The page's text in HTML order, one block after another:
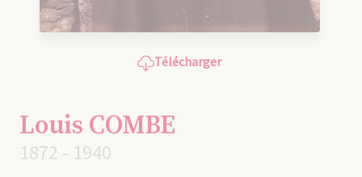
Télécharger
Louis COMBE
1872 - 1940